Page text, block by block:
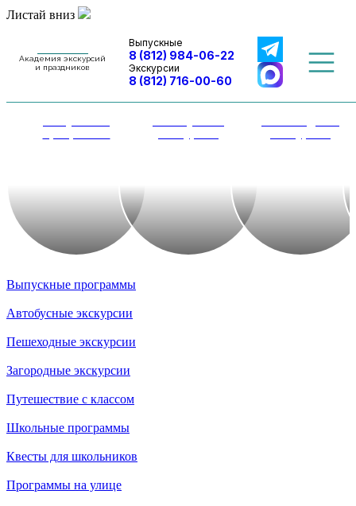
Листай вниз
Академия экскурсий
и праздников
Выпускные
8 (812) 984-06-22
Экскурсии
8 (812) 716-00-60
Выпускные программы
Автобусные экскурсии
Пешеходные экскурсии
Загородные экскурсии
Путешествие с классом
Школьные программы
Квесты для школьников
Программы на улице